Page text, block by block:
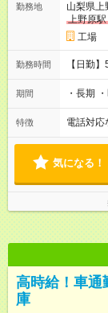
勤務地
山梨県上
上野原駅
工場
勤務時間 【日勤
期間 ・長期
特徴 電話対応
気になる！
高時給！車通
庫